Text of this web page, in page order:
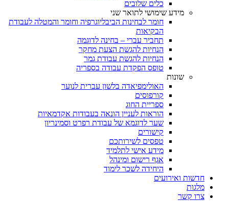
כלים שלובים
מידע שימושי לתואר שני
חומר לבחינות הביבליוגרפיה וחומר והמטלה לעבודת
הבקיאות
תחביר עברי – בחינה לדוגמה
הנחיות להגשת הצעת מחקר
הנחיות להגשת עבודת גמר
טופס הפקדת עבודה בספריה
שונות
האולימפיאדה בלשון עברית לנוער
קורפוסים
ספריית החוג
הוראות לעניין הונאה בעבודות אקדמאיות
שער לדוגמא של עבודת רפרט וסמינריון
קישורים
טפסים לשירותכם
מידע אישי לתלמיד
אגף רישום ומינהל
היחידה לשכר לימוד
חדשות ואירועים
מלגות
צרו קשר